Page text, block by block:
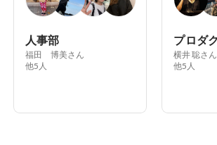
人事部
福田 博美さん
他5人
横井 聡さん
他5人